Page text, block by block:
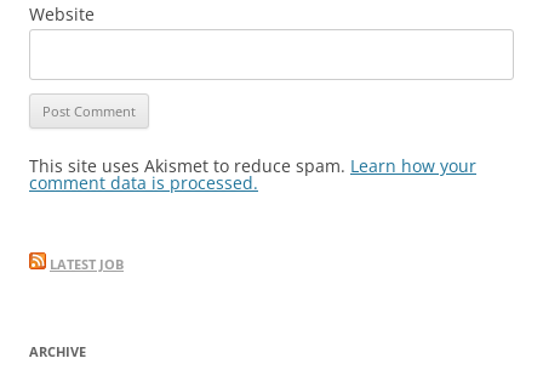
Website
This site uses Akismet to reduce spam. Learn how your
comment data is processed.
LATEST JOB
ARCHIVE